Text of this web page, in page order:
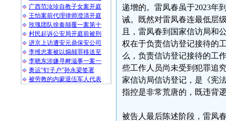
广西范汝珍自教子女案开庭
王怡案前代理律师澄清开庭
玫瑰团队徐秦颠覆一案第十
村民起诉公安局开庭前被刑
进京上访遭安元鼎保安公司
李维忠案被以煽颠罪移送至
李晓东涉嫌寻衅滋事一案一
奥运“钉子户”孙永梁签署
被劳教的内蒙退伍军人代表
递增的。雷凤春虽于2023年
诫。既然对雷凤春连最低层
且，雷凤春到国家信访局和
权在于负责信访登记接待的
么，负责信访登记接待的工
些工作人员尚未受到犯罪追
家信访局信访登记，是《宪
指控是非常荒唐的，既违背
被告人最后陈述阶段，雷凤